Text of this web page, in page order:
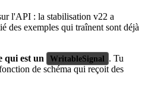
l'API : la stabilisation v22 a
des exemples qui traînent sont déjà
qui est un WritableSignal . Tu
de schéma qui reçoit des